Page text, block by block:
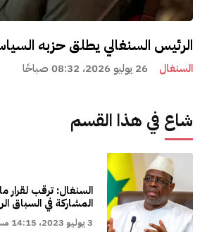
الرئيس السنغالي يطلق حزبه
السنغال 26 يوليو 2026، 08:32 صباحًا
شاع في هذا القسم
السنغال: ترقب لقرار
المشاركة في السباق
3 يوليو 2023، 14:15 مساءً